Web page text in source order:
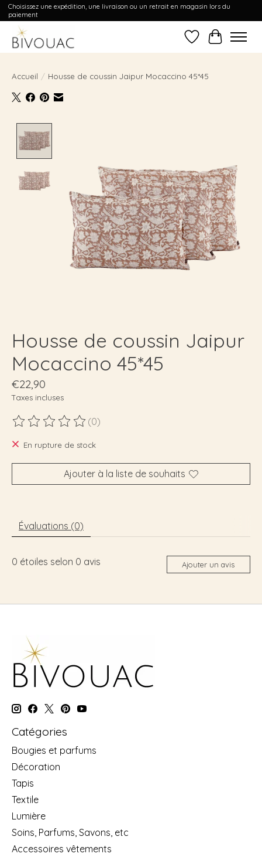
Choisissez une expédition, une livraison ou un retrait en magasin lors du
paiement
Liste dePanier
Accueil / Housse de coussin Jaipur Mocaccino 45*45
Housse de coussin Jaipur
Mocaccino 45*45
€22,90
Taxes incluses
Ce produit est évalué à
(0)
En rupture de stock
Ajouter à la liste de souhaits
Évaluations (0)
0 étoiles selon 0 avis Ajouter un avis
Catégories
Bougies et parfums
Décoration
Tapis
Textile
Lumière
Soins, Parfums, Savons, etc
Accessoires vêtements